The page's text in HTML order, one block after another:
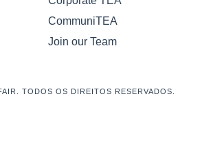
CommuniTEA
Join our Team
TODOS OS DIREITOS RESERVADOS.